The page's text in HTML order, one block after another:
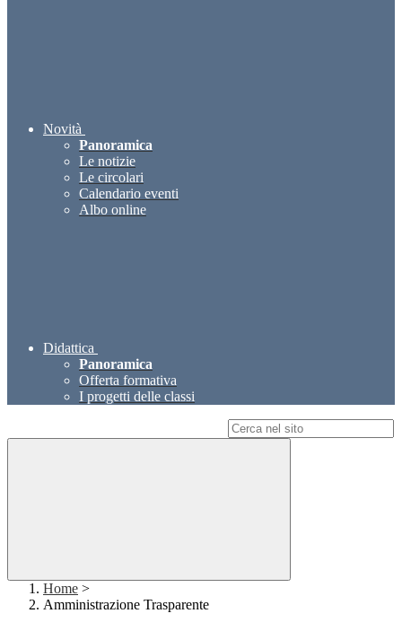
Novità
Panoramica
Le notizie
Le circolari
Calendario eventi
Albo online
Didattica
Panoramica
Offerta formativa
I progetti delle classi
Home >
Amministrazione Trasparente